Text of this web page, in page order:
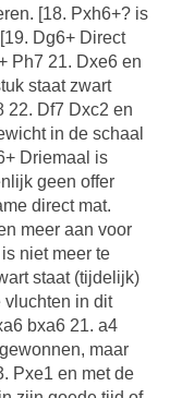
[18. Pxh6+? is
Dg6+ Direct
Ph7 21. Dxe6 en
staat zwart
Df7 Dxc2 en
in de schaal
Driemaal is
geen offer
direct mat.
meer aan voor
niet meer te
staat (tijdelijk)
vluchten in dit
bxa6 21. a4
maar
Pxe1 en met de